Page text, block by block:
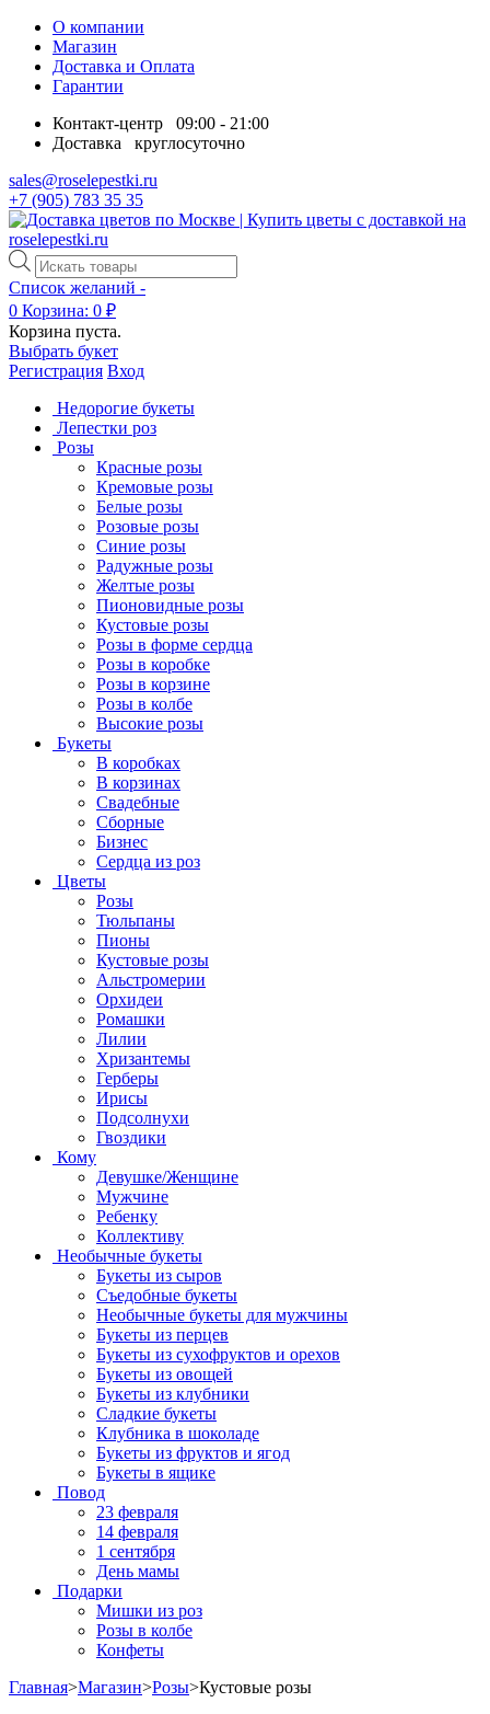
О компании
Магазин
Доставка и Оплата
Гарантии
Контакт-центр 09:00 - 21:00
Доставка круглосуточно
sales@roselepestki.ru
+7 (905) 783 35 35
Поиск
товаров
Список желаний -
0 Корзина: 0 ₽
Корзина пуста.
Выбрать букет
Регистрация Вход
Недорогие букеты
Лепестки роз
Розы
Красные розы
Кремовые розы
Белые розы
Розовые розы
Синие розы
Радужные розы
Желтые розы
Пионовидные розы
Кустовые розы
Розы в форме сердца
Розы в коробке
Розы в корзине
Розы в колбе
Высокие розы
Букеты
В коробках
В корзинах
Свадебные
Сборные
Бизнес
Сердца из роз
Цветы
Розы
Тюльпаны
Пионы
Кустовые розы
Альстромерии
Орхидеи
Ромашки
Лилии
Хризантемы
Герберы
Ирисы
Подсолнухи
Гвоздики
Кому
Девушке/Женщине
Мужчине
Ребенку
Коллективу
Необычные букеты
Букеты из сыров
Съедобные букеты
Необычные букеты для мужчины
Букеты из перцев
Букеты из сухофруктов и орехов
Букеты из овощей
Букеты из клубники
Сладкие букеты
Клубника в шоколаде
Букеты из фруктов и ягод
Букеты в ящике
Повод
23 февраля
14 февраля
1 сентября
День мамы
Подарки
Мишки из роз
Розы в колбе
Конфеты
Главная>Магазин>Розы>Кустовые розы